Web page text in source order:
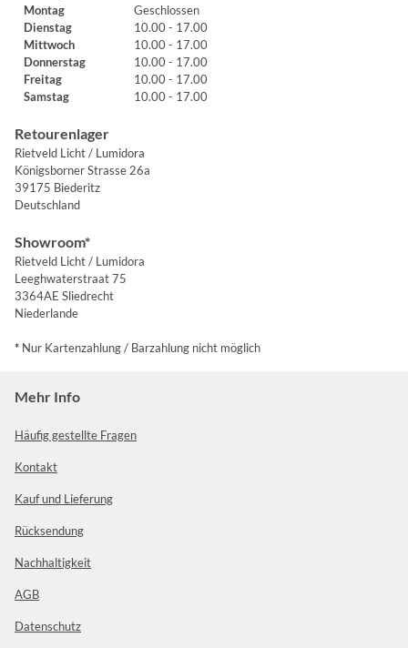
Montag
Geschlossen
Dienstag
10.00 - 17.00
Mittwoch
10.00 - 17.00
Donnerstag
10.00 - 17.00
Freitag
10.00 - 17.00
Samstag
10.00 - 17.00
Retourenlager
Rietveld Licht / Lumidora
Königsborner Strasse 26a
39175 Biederitz
Deutschland
Showroom*
Rietveld Licht / Lumidora
Leeghwaterstraat 75
3364AE Sliedrecht
Niederlande
* Nur Kartenzahlung / Barzahlung nicht möglich
Mehr Info
Häufig gestellte Fragen
Kontakt
Kauf und Lieferung
Rücksendung
Nachhaltigkeit
AGB
Datenschutz